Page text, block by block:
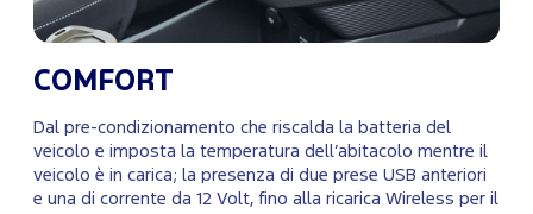
COMFORT
Dal pre-condizionamento che riscalda la batteria del
veicolo e imposta la temperatura dell’abitacolo mentre il
veicolo è in carica; la presenza di due prese USB anteriori
e una di corrente da 12 Volt, fino alla ricarica Wireless per il